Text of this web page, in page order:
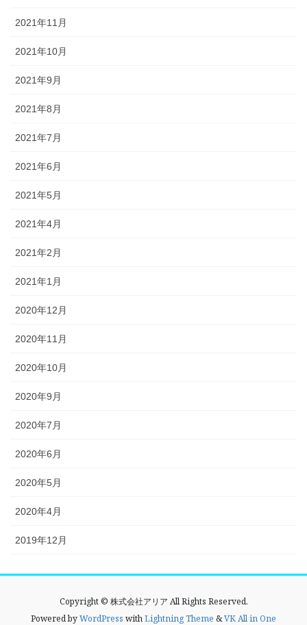
2021年11月
2021年10月
2021年9月
2021年8月
2021年7月
2021年6月
2021年5月
2021年4月
2021年2月
2021年1月
2020年12月
2020年11月
2020年10月
2020年9月
2020年7月
2020年6月
2020年5月
2020年4月
2019年12月
Copyright © 株式会社アリア All Rights Reserved.
Powered byWordPress withLightning Theme &VK All in One